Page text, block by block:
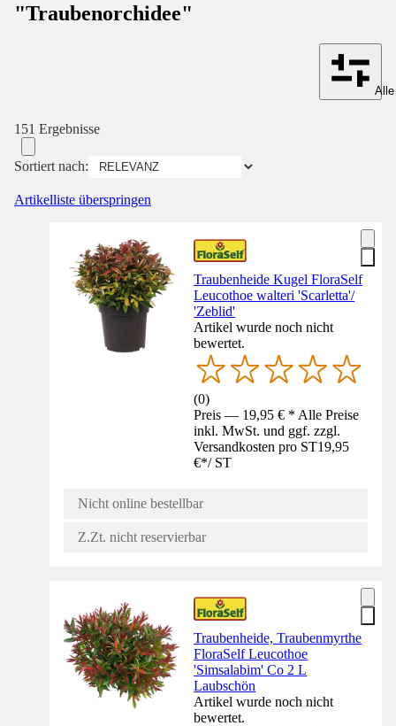
"Traubenorchidee"
151 Ergebnisse
Sortiert nach:
Artikelliste überspringen
Traubenheide Kugel FloraSelf
Leucothoe walteri 'Scarletta'/
'Zeblid'
Artikel wurde noch nicht
bewertet.
(0)
Preis — 19,95 € * Alle Preise
inkl. MwSt. und ggf. zzgl.
Versandkosten pro ST19,95
€*/ ST
Nicht online bestellbar
Z.Zt. nicht reservierbar
Traubenheide, Traubenmyrthe
FloraSelf Leucothoe
'Simsalabim' Co 2 L
Laubschön
Artikel wurde noch nicht
bewertet.